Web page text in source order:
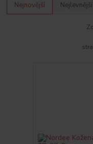
Nejnovější Nejlevnější